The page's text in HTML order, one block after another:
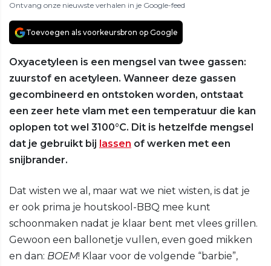
Ontvang onze nieuwste verhalen in je Google-feed
Toevoegen als voorkeursbron op Google
Oxyacetyleen is een mengsel van twee gassen:
zuurstof en acetyleen. Wanneer deze gassen
gecombineerd en ontstoken worden, ontstaat
een zeer hete vlam met een temperatuur die kan
oplopen tot wel 3100°C. Dit is hetzelfde mengsel
dat je gebruikt bij lassen of werken met een
snijbrander.
Dat wisten we al, maar wat we niet wisten, is dat je
er ook prima je houtskool-BBQ mee kunt
schoonmaken nadat je klaar bent met vlees grillen.
Gewoon een ballonetje vullen, even goed mikken
en dan: BOEM! Klaar voor de volgende “barbie”,